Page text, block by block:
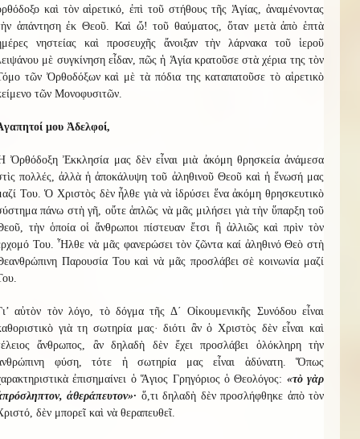
καὶ τὸν αἱρετικό, ἐπὶ τοῦ στήθους τῆς Ἁγίας, ἀναμένοντας
ἀπάντηση ἐκ Θεοῦ. Καὶ ὤ! τοῦ θαύματος, ὅταν μετὰ ἀπὸ ἑπτὰ
νηστείας καὶ προσευχῆς ἄνοιξαν τὴν λάρνακα τοῦ ἱεροῦ
μὲ συγκίνηση εἶδαν, πῶς ἡ Ἁγία κρατοῦσε στὰ χέρια της τὸν
τῶν Ὀρθοδόξων καὶ μὲ τὰ πόδια της καταπατοῦσε τὸ αἱρετικὸ
τῶν Μονοφυσιτῶν.
μου Ἀδελφοί,
Ὀρθόδοξη Ἐκκλησία μας δὲν εἶναι μιὰ ἀκόμη θρησκεία ἀνάμεσα
πολλές, ἀλλὰ ἡ ἀποκάλυψη τοῦ ἀληθινοῦ Θεοῦ καὶ ἡ ἕνωσή μας
Του. Ὁ Χριστὸς δὲν ἦλθε γιὰ νὰ ἱδρύσει ἕνα ἀκόμη θρησκευτικὸ
πάνω στὴ γῆ, οὔτε ἁπλῶς νὰ μᾶς μιλήσει γιὰ τὴν ὕπαρξη τοῦ
τὴν ὁποία οἱ ἄνθρωποι πίστευαν ἔτσι ἢ ἀλλιῶς καὶ πρὶν τὸν
Του. Ἦλθε νὰ μᾶς φανερώσει τὸν ζῶντα καί ἀληθινό Θεὸ στὴ
Παρουσία Του καὶ νὰ μᾶς προσλάβει σὲ κοινωνία μαζί
αὐτὸν τὸν λόγο, τὸ δόγμα τῆς Δ΄ Οἰκουμενικῆς Συνόδου εἶναι
γιὰ τη σωτηρία μας· διότι ἂν ὁ Χριστὸς δὲν εἶναι καὶ
ἄνθρωπος, ἂν δηλαδὴ δὲν ἔχει προσλάβει ὁλόκληρη τὴν
φύση, τότε ἡ σωτηρία μας εἶναι ἀδύνατη. Ὅπως
ἐπισημαίνει ὁ Ἅγιος Γρηγόριος ὁ Θεολόγος: «τὸ γὰρ
ἀθεράπευτον»· ὅ,τι δηλαδὴ δὲν προσλήφθηκε ἀπὸ τὸν
δὲν μπορεῖ καὶ νὰ θεραπευθεῖ.